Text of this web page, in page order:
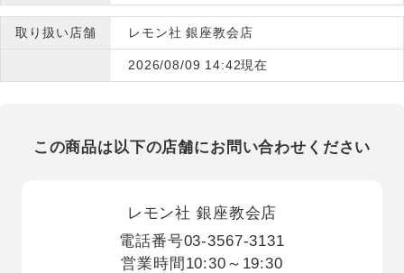
取り扱い店舗 レモン社 銀座教会店
2026/08/09 14:42現在
この商品は以下の店舗にお問い合わせください
レモン社 銀座教会店
電話番号03-3567-3131
営業時間 10:30～19:30